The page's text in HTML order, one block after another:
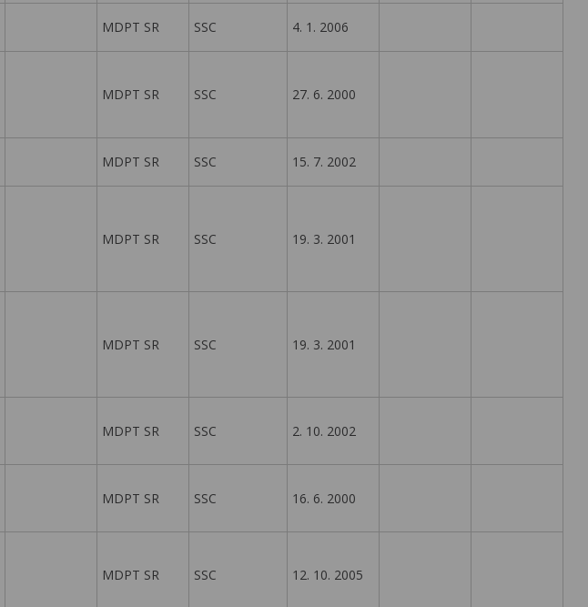
MDPT SR SSC 4. 1. 2006
MDPT SR SSC 27. 6. 2000
MDPT SR SSC 15. 7. 2002
MDPT SR SSC 19. 3. 2001
MDPT SR SSC 19. 3. 2001
MDPT SR SSC 2. 10. 2002
MDPT SR SSC 16. 6. 2000
MDPT SR SSC 12. 10. 2005